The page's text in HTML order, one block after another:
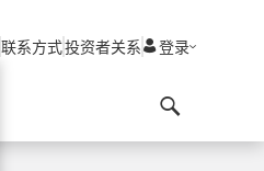
联系方式投资者关系 登录